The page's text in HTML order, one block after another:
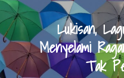
Lukisan,
Menyelami
Tak